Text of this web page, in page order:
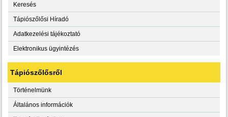
Keresés
Tápiószőlősi Híradó
Adatkezelési tájékoztató
Elektronikus ügyintézés
Tápiószőlősről
Történelmünk
Általános információk